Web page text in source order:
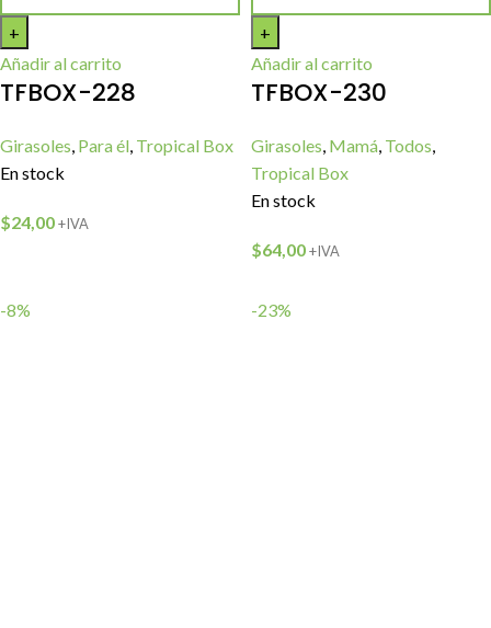
Añadir al carrito
TFBOX-228
Girasoles, Para él, Tropical Box
En stock
$24,00+IVA
Añadir al carrito
TFBOX-230
Girasoles, Mamá, Todos,
Tropical Box
En stock
$64,00+IVA
-8% -23%